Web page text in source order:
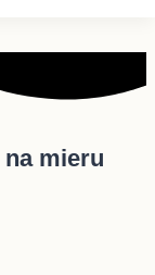
mieru